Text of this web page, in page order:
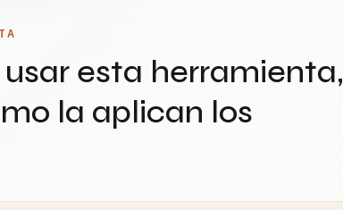
esta herramienta,
la aplican los